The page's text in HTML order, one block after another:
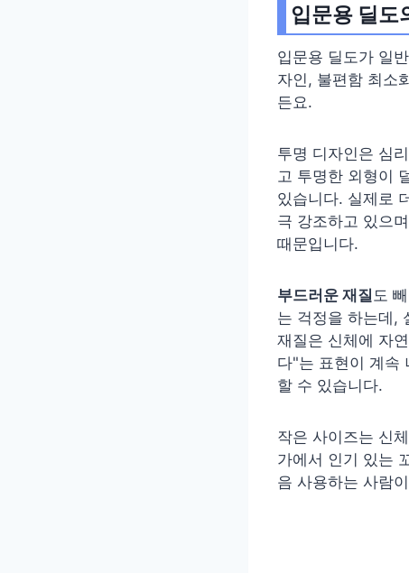
입문용 딜도
입문용 딜도가 일
자인, 불편함 최소
든요.
투명 디자인은 심
고 투명한 외형이
있습니다. 실제로
극 강조하고 있으
때문입니다.
부드러운 재질 도
는 걱정을 하는데,
재질은 신체에 자
다"는 표현이 계속
할 수 있습니다.
작은 사이즈는 신
가에서 인기 있는
음 사용하는 사람